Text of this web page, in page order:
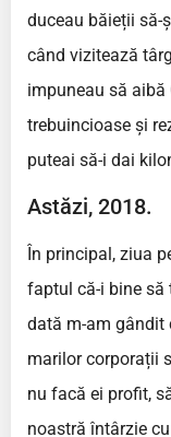
duceau băieții să-
când vizitează
impuneau să
trebuincioase și
puteai să-i dai
Astăzi, 2018.
În principal, ziua
faptul că-i bine să
dată m-am gândit
marilor corporații
nu facă ei profit,
noastră întârzie